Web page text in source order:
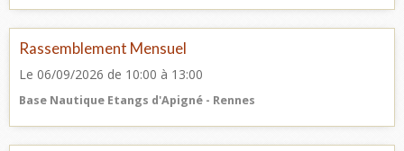
Rassemblement Mensuel
Le 06/09/2026 de 10:00 à 13:00
Base Nautique Etangs d'Apigné - Rennes